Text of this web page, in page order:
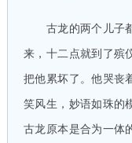
古龙的两个儿子都
来，十二点就到了殡
把他累坏了。他哭丧
笑风生，妙语如珠的
古龙原本是合为一体